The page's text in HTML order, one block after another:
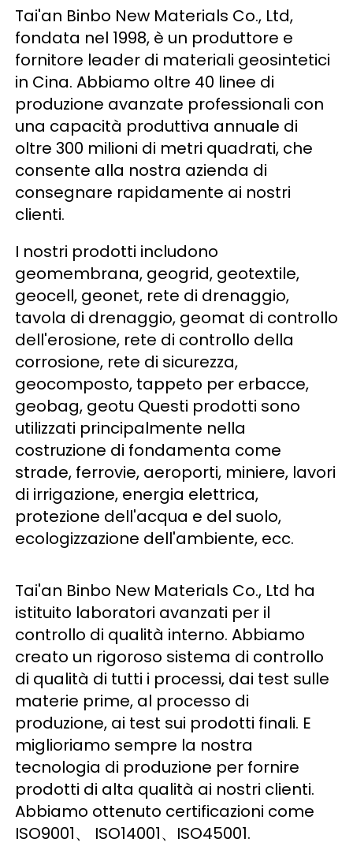
Tai'an Binbo New Materials Co., Ltd,
fondata nel 1998, è un produttore e
fornitore leader di materiali geosintetici
in Cina. Abbiamo oltre 40 linee di
produzione avanzate professionali con
una capacità produttiva annuale di
oltre 300 milioni di metri quadrati, che
consente alla nostra azienda di
consegnare rapidamente ai nostri
clienti.
I nostri prodotti includono
geomembrana, geogrid, geotextile,
geocell, geonet, rete di drenaggio,
tavola di drenaggio, geomat di controllo
dell'erosione, rete di controllo della
corrosione, rete di sicurezza,
geocomposto, tappeto per erbacce,
geobag, geotu Questi prodotti sono
utilizzati principalmente nella
costruzione di fondamenta come
strade, ferrovie, aeroporti, miniere, lavori
di irrigazione, energia elettrica,
protezione dell'acqua e del suolo,
ecologizzazione dell'ambiente, ecc.
Tai'an Binbo New Materials Co., Ltd ha
istituito laboratori avanzati per il
controllo di qualità interno. Abbiamo
creato un rigoroso sistema di controllo
di qualità di tutti i processi, dai test sulle
materie prime, al processo di
produzione, ai test sui prodotti finali. E
miglioriamo sempre la nostra
tecnologia di produzione per fornire
prodotti di alta qualità ai nostri clienti.
Abbiamo ottenuto certificazioni come
ISO9001、 ISO14001、ISO45001.